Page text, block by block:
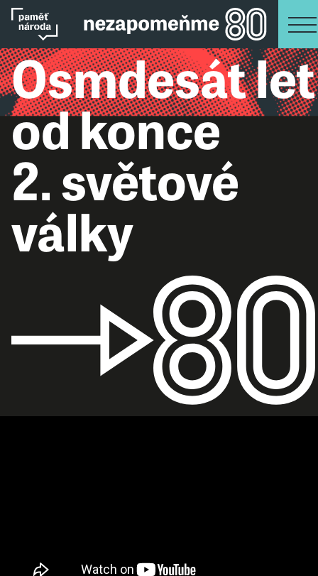
Osmdesát let
od konce
2. světové
války